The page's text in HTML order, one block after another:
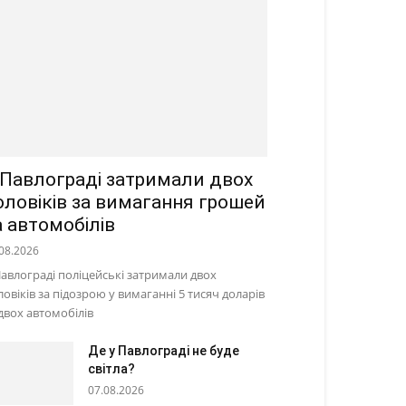
затримали двох
за вимагання грошей
автомобілів
поліцейські затримали двох
за підозрою у вимаганні 5 тисяч доларів
автомобілів
Де у Павлограді не буде
світла?
07.08.2026